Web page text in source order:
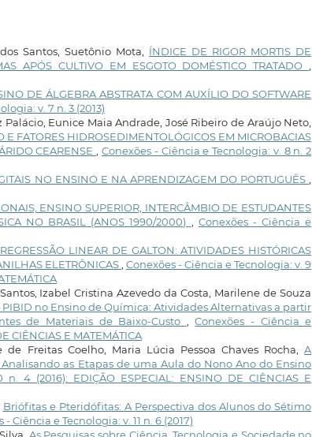
Santos, Suetônio Mota, ÍNDICE DE RIGOR MORTIS DE
APÓS CULTIVO EM ESGOTO DOMÉSTICO TRATADO
DE ÁLGEBRA ABSTRATA COM AUXÍLIO DO SOFTWARE
v. 7 n. 3 (2013)
Eunice Maia Andrade, José Ribeiro de Araújo Neto,
E FATORES HIDROSEDIMENTOLÓGICOS EM MICROBACIAS
CEARENSE
,Conexões - Ciência e Tecnologia: v. 8 n. 2
NO ENSINO E NA APRENDIZAGEM DO PORTUGUÊS
ENSINO SUPERIOR, INTERCÂMBIO DE ESTUDANTES
NO BRASIL (ANOS 1990/2000)
Conexões - Ciência e
LINEAR DE GALTON: ATIVIDADES HISTÓRICAS
ELETRÔNICAS ,Conexões - Ciência e Tecnologia: v. 9
Izabel Cristina Azevedo da Costa, Marilene de Souza
no Ensino de Química: Atividades Alternativas a partir
de Materiais de Baixo-Custo
,Conexões - Ciência e
CIÊNCIAS E MATEMÁTICA
Freitas Coelho, Maria Lúcia Pessoa Chaves Rocha,A
as Etapas de uma Aula do Nono Ano do Ensino
4 (2016): EDIÇÃO ESPECIAL: ENSINO DE CIÊNCIAS E
Briófitas e Pteridófitas: A Perspectiva dos Alunos do Sétimo
- Ciência e Tecnologia: v. 11 n. 6 (2017)